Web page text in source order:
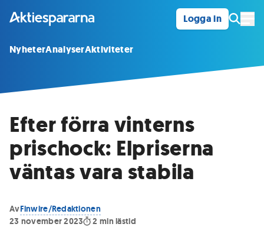
Logga in
NyheterAnalyserAktiviteter
Efter förra vinterns
prischock: Elpriserna
väntas vara stabila
AvFinwire/Redaktionen
23 november 2023
2 min lästid